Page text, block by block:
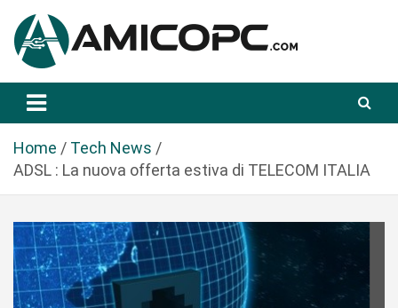
a
Amicopc.com
Home
Tech News
ADSL : La nuova offerta estiva di TELECOM ITALIA